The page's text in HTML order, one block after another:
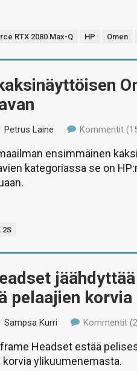
RTX 2080 Max-Q HP Omen
Petrus Laine Kommentit
ensimmäinen
kategoriassa se on
2S
pelaajien korvia
Sampsa Kurri Kommentit
Headset estää
ylikuumenemasta.